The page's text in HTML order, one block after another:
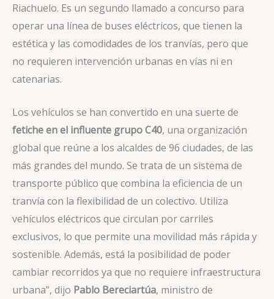
Riachuelo. Es un segundo llamado a concurso para
operar una línea de buses eléctricos, que tienen la
estética y las comodidades de los tranvías, pero que
no requieren intervención urbanas en vías ni en
catenarias.
Los vehículos se han convertido en una suerte de
fetiche en el influente grupo C40, una organización
global que reúne a los alcaldes de 96 ciudades, de las
más grandes del mundo. Se trata de un sistema de
transporte público que combina la eficiencia de un
tranvía con la flexibilidad de un colectivo. Utiliza
vehículos eléctricos que circulan por carriles
exclusivos, lo que permite una movilidad más rápida y
sostenible. Además, está la posibilidad de poder
cambiar recorridos ya que no requiere infraestructura
urbana”, dijo Pablo Bereciartúa, ministro de